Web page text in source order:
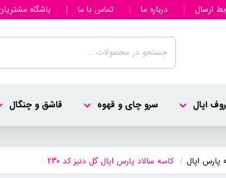
ارسال درباره ما تماس با ما باشگاه
اپال سرو چای و قهوه قاشق و چنگال
پارس اپال کاسه سالاد پارس اپال گل دنیز کد 230